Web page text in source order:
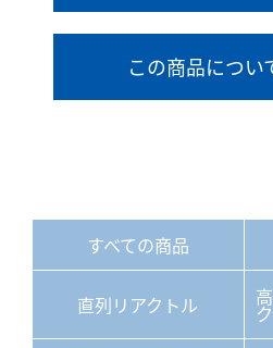
この商品につい
すべての商品
直列リアクトル